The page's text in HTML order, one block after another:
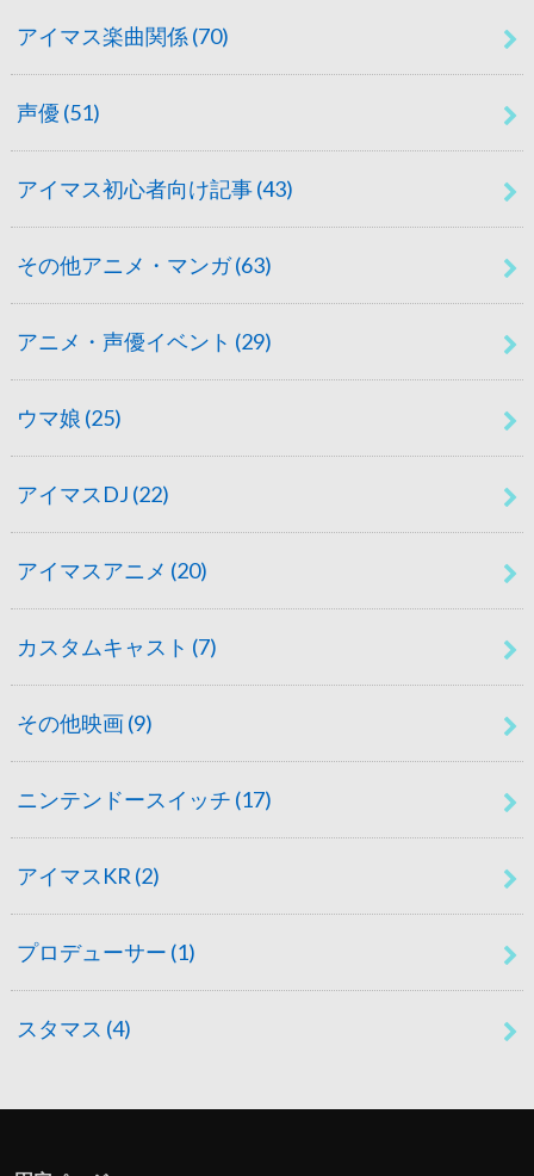
アイマス楽曲関係 (70)
声優 (51)
アイマス初心者向け記事(43)
その他アニメ・マンガ(63)
アニメ・声優イベント (29)
ウマ娘 (25)
アイマスDJ (22)
アイマスアニメ (20)
カスタムキャスト (7)
その他映画(9)
ニンテンドースイッチ (17)
アイマスKR (2)
プロデューサー (1)
スタマス (4)